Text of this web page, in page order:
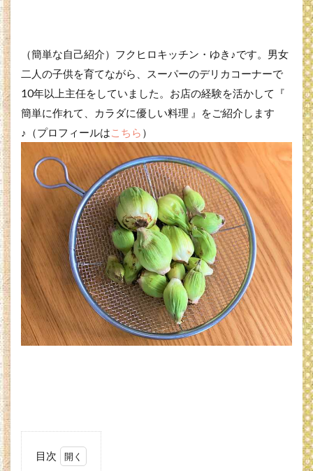
（簡単な自己紹介）フクヒロキッチン・ゆき♪です。男女
二人の子供を育てながら、スーパーのデリカコーナーで
10年以上主任をしていました。お店の経験を活かして『
簡単に作れて、カラダに優しい料理 』をご紹介します
♪（プロフィールは こちら ）
目次